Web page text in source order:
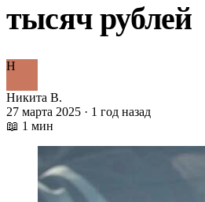
тысяч рублей
Н
Никита В.
27 марта 2025 · 1 год назад
📖 1 мин